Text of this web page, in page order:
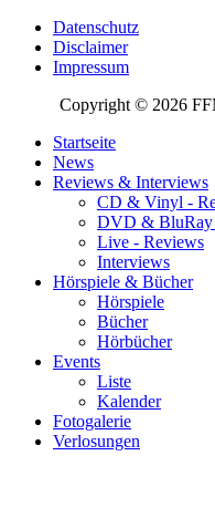
Datenschutz
Disclaimer
Impressum
Copyright © 2026
Startseite
News
Reviews & Interviews
CD & Vinyl -
DVD & BluRay
Live - Reviews
Interviews
Hörspiele & Bücher
Hörspiele
Bücher
Hörbücher
Events
Liste
Kalender
Fotogalerie
Verlosungen